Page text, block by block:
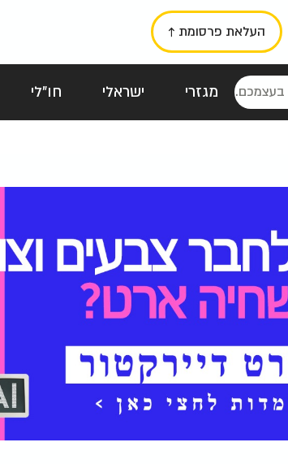
העלאת פרסומת ↑
מגזרי ישראלי חו"לי